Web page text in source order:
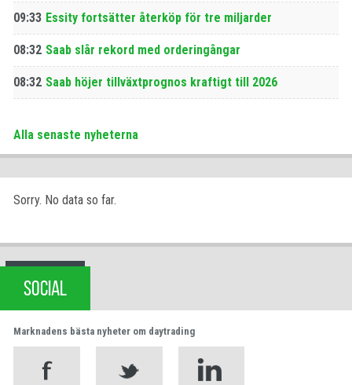
09:33 Essity fortsätter återköp för tre miljarder
08:32 Saab slår rekord med orderingångar
08:32 Saab höjer tillväxtprognos kraftigt till 2026
Alla senaste nyheterna
Sorry. No data so far.
SOCIAL
Marknadens bästa nyheter om daytrading